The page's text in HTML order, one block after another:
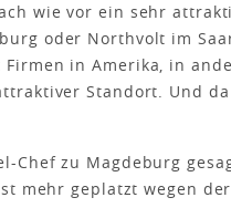
wie vor ein sehr
oder Northvolt im
in Amerika, in
Standort. Und
Chef zu Magdeburg
mehr geplatzt wegen